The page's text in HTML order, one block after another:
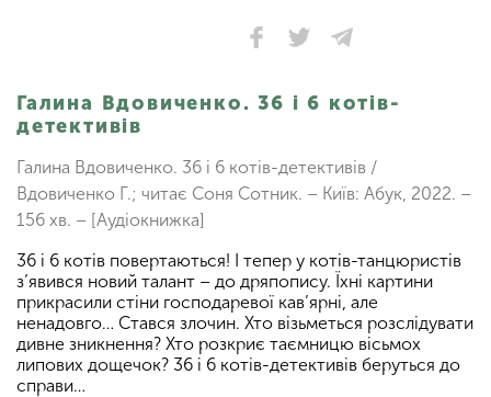
Галина Вдовиченко. 36 і 6 котів-
детективів
Галина Вдовиченко. 36 і 6 котів-детективів /
Вдовиченко Г.; читає Соня Сотник. – Київ: Абук, 2022. –
156 хв. – [Аудіокнижка]
36 і 6 котів повертаються! І тепер у котів-танцюристів
з’явився новий талант – до дряпопису. Їхні картини
прикрасили стіни господаревої кав’ярні, але
ненадовго… Стався злочин. Хто візьметься розслідувати
дивне зникнення? Хто розкриє таємницю вісьмох
липових дощечок? 36 і 6 котів-детективів беруться до
справи…